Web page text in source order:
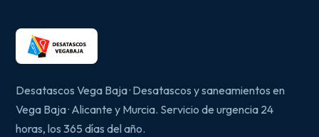
Desatascos Vega Baja · Desatascos y saneamientos en
Vega Baja · Alicante y Murcia. Servicio de urgencia 24
horas, los 365 días del año.